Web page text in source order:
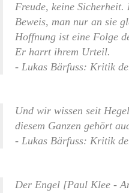
Freude, keine
Beweis, man nur an sie
Hoffnung ist eine Folge
Er harrt ihrem Urteil.
- Lukas Bärfuss: Kritik
Und wir wissen seit
diesem Ganzen gehört
- Lukas Bärfuss: Kritik
Der Engel [Paul Klee -